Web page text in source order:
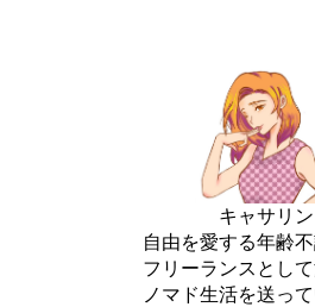
キャサリン
自由を愛する年齢不
フリーランスとして
ノマド生活を送って